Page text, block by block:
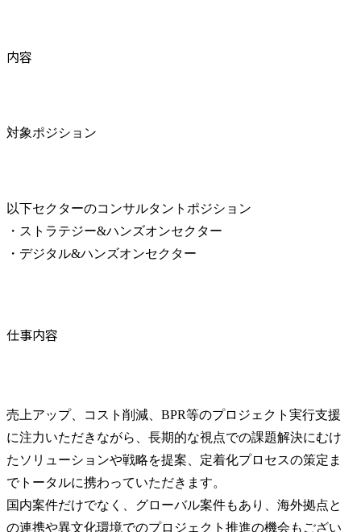
内容
対象ポジション
以下セクターのコンサルタントポジション
・ストラテジー&ハンズオンセクター
・デジタル&ハンズオンセクター
仕事内容
売上アップ、コスト削減、BPR等のプロジェクト実行支援
に注力いただきながら、長期的な視点での課題解決にむけ
たソリューションや戦略を提案、定着化プロセスの策定ま
でトータルに携わっていただきます。
国内案件だけでなく、グローバル案件もあり、海外拠点と
の連携や異文化環境でのプロジェクト推進の機会もござい